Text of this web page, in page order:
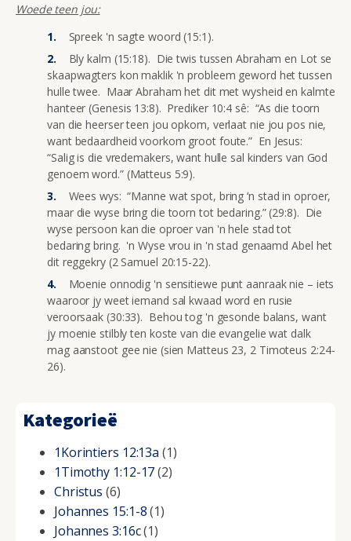
Woede teen jou:
Spreek 'n sagte woord (15:1).
Bly kalm (15:18). Die twis tussen Abraham en Lot se
skaapwagters kon maklik 'n probleem geword het tussen
hulle twee. Maar Abraham het dit met wysheid en kalmte
hanteer (Genesis 13:8). Prediker 10:4 sê: “As die toorn
van die heerser teen jou opkom, verlaat nie jou pos nie,
want bedaardheid voorkom groot foute.” En Jesus:
“Salig is die vredemakers, want hulle sal kinders van God
genoem word.” (Matteus 5:9).
Wees wys: “Manne wat spot, bring ‘n stad in oproer,
maar die wyse bring die toorn tot bedaring.” (29:8). Die
wyse persoon kan die oproer van 'n hele stad tot
bedaring bring. 'n Wyse vrou in 'n stad genaamd Abel het
dit reggekry (2 Samuel 20:15-22).
Moenie onnodig 'n sensitiewe punt aanraak nie – iets
waaroor jy weet iemand sal kwaad word en rusie
veroorsaak (30:33). Behou tog 'n gesonde balans, want
jy moenie stilbly ten koste van die evangelie wat dalk
mag aanstoot gee nie (sien Matteus 23, 2 Timoteus 2:24-
26).
Kategorieë
1Korintiers 12:13a (1)
1Timothy 1:12-17(2)
Christus (6)
Johannes 15:1-8(1)
Johannes 3:16c(1)